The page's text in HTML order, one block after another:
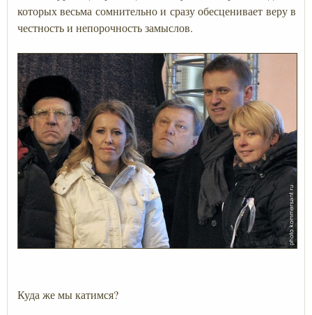
которых весьма сомнительно и сразу обесценивает веру в
честность и непорочность замыслов.
Куда же мы катимся?